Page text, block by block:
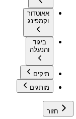
אאוטדור
וקמפינג
ביגוד
והנעלה
תיקים
מותגים
חזור